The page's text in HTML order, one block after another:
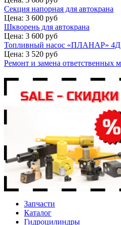
Секция напорная для автокрана
Цена: 3 600 руб
Шкворень для автокрана
Цена: 3 600 руб
Топливный насос «ПЛАНАР» 4Д-
Цена: 3 520 руб
Ремонт и замена ответственных
Запчасти
Каталог
Гидроцилиндры